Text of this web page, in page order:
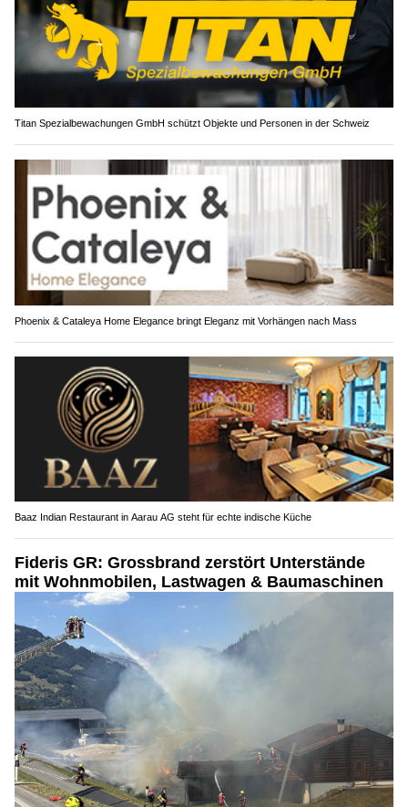
Titan Spezialbewachungen GmbH schützt Objekte und Personen in der Schweiz
Phoenix & Cataleya Home Elegance bringt Eleganz mit Vorhängen nach Mass
Baaz Indian Restaurant in Aarau AG steht für echte indische Küche
Fideris GR: Grossbrand zerstört Unterstände
mit Wohnmobilen, Lastwagen & Baumaschinen